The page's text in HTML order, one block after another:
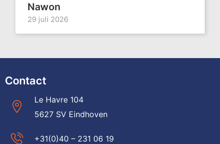
Nawon
29 juli 2026
Contact
Le Havre 104
5627 SV Eindhoven
+31(0)40 – 231 06 19